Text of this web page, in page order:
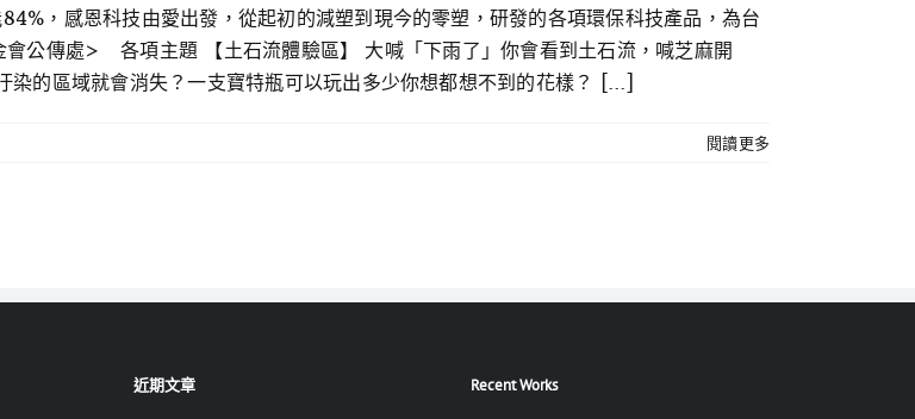
，感恩科技由愛出發，從起初的減塑到現今的零塑，研發的各項環保科技產品，為台
公傳處> 各項主題 【土石流體驗區】 大喊「下雨了」你會看到土石流，喊芝麻開
的區域就會消失？一支寶特瓶可以玩出多少你想都想不到的花樣？ [...]
閱讀更多
近期文章 Recent Works